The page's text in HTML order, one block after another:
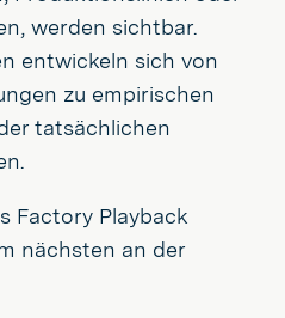
werden sichtbar.
entwickeln sich von
zu empirischen
tatsächlichen
Factory Playback
nächsten an der